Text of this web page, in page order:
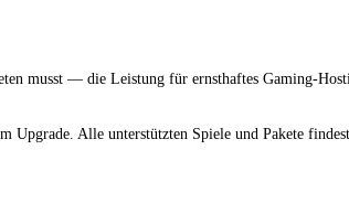
musst — die Leistung für ernsthaftes Gaming-
Upgrade. Alle unterstützten Spiele und Pakete